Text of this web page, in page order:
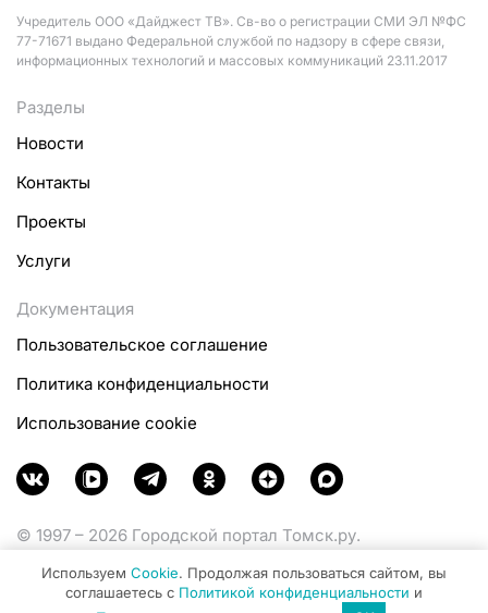
Учредитель ООО «Дайджест ТВ». Св-во о регистрации СМИ ЭЛ №ФС
77-71671 выдано Федеральной службой по надзору в сфере связи,
информационных технологий и массовых коммуникаций 23.11.2017
Разделы
Новости
Контакты
Проекты
Услуги
Документация
Пользовательское соглашение
Политика конфиденциальности
Использование cookie
© 1997 – 2026 Городской портал Томск.ру.
Министерства цифрового развития, связи и массовых
коммуникаций Российской Федерации.
Используем Cookie. Продолжая пользоваться сайтом, вы
соглашаетесь с Политикой конфиденциальности и